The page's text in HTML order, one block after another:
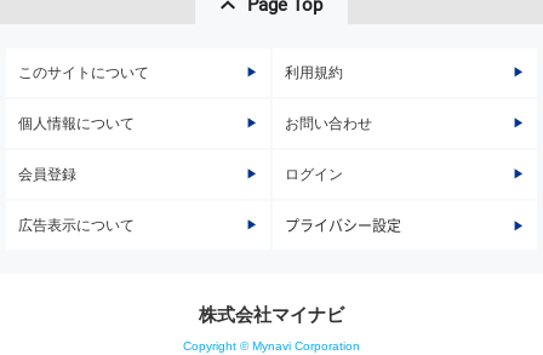
このサイトについて 利用規約
個人情報について お問い合わせ
会員登録 ログイン
広告表示について プライバシー設定
株式会社マイナビ
Copyright © Mynavi Corporation